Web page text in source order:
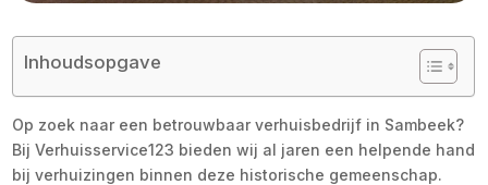
Inhoudsopgave
Op zoek naar een betrouwbaar verhuisbedrijf in Sambeek?
Bij Verhuisservice123 bieden wij al jaren een helpende hand
bij verhuizingen binnen deze historische gemeenschap.